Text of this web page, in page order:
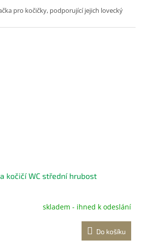
pro kočičky, podporující jejich lovecký
kočičí WC střední hrubost
skladem - ihned k odeslání
Do košíku